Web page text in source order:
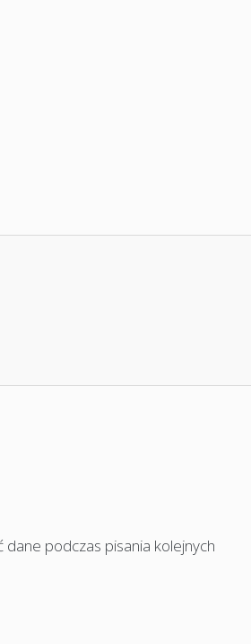
podczas pisania kolejnych